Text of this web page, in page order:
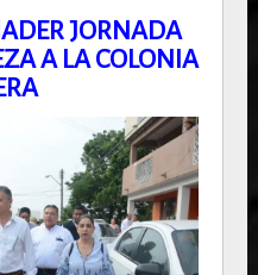
JORNADA
A LA COLONIA